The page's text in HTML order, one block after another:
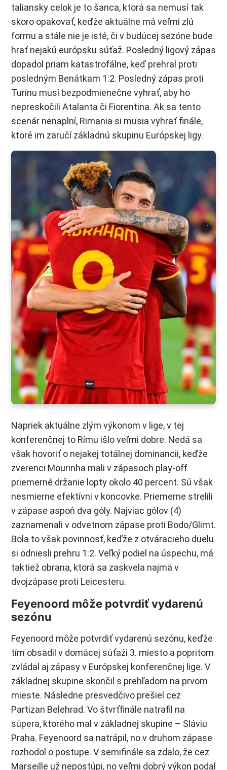
taliansky celok je to šanca, ktorá sa nemusí tak
skoro opakovať, keďže aktuálne má veľmi zlú
formu a stále nie je isté, či v budúcej sezóne bude
hrať nejakú európsku súťaž. Posledný ligový zápas
dopadol priam katastrofálne, keď prehral proti
posledným Benátkam 1:2. Posledný zápas proti
Turínu musí bezpodmienečne vyhrať, aby ho
nepreskočili Atalanta či Fiorentina. Ak sa tento
scenár nenaplní, Rimania si musia vyhrať finále,
ktoré im zaručí základnú skupinu Európskej ligy.
Napriek aktuálne zlým výkonom v lige, v tej
konferenčnej to Rímu išlo veľmi dobre. Nedá sa
však hovoriť o nejakej totálnej dominancii, keďže
zverenci Mourinha mali v zápasoch play-off
priemerné držanie lopty okolo 40 percent. Sú však
nesmierne efektívni v koncovke. Priemerne strelili
v zápase aspoň dva góly. Najviac gólov (4)
zaznamenali v odvetnom zápase proti Bodo/Glimt.
Bola to však povinnosť, keďže z otváracieho duelu
si odniesli prehru 1:2. Veľký podiel na úspechu, má
taktiež obrana, ktorá sa zaskvela najmä v
dvojzápase proti Leicesteru.
Feyenoord môže potvrdiť vydarenú
sezónu
Feyenoord môže potvrdiť vydarenú sezónu, keďže
tím obsadil v domácej súťaži 3. miesto a popritom
zvládal aj zápasy v Európskej konferenčnej lige. V
základnej skupine skončil s prehľadom na prvom
mieste. Následne presvedčivo prešiel cez
Partizan Belehrad. Vo štvrťfinále natrafil na
súpera, ktorého mal v základnej skupine – Sláviu
Praha. Feyenoord sa natrápil, no v druhom zápase
rozhodol o postupe. V semifinále sa zdalo, že cez
Marseille už nepostúpi, no veľmi dobrý výkon podal